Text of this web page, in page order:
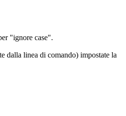
"ignore case".
dalla linea di comando) impostate la